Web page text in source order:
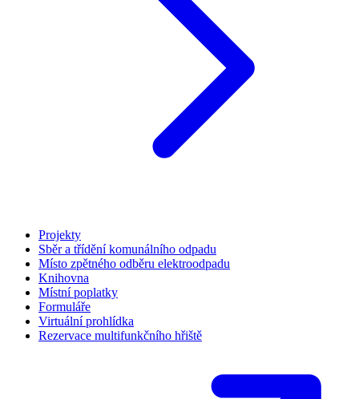
Projekty
Sběr a třídění komunálního odpadu
Místo zpětného odběru elektroodpadu
Knihovna
Místní poplatky
Formuláře
Virtuální prohlídka
Rezervace multifunkčního hřiště